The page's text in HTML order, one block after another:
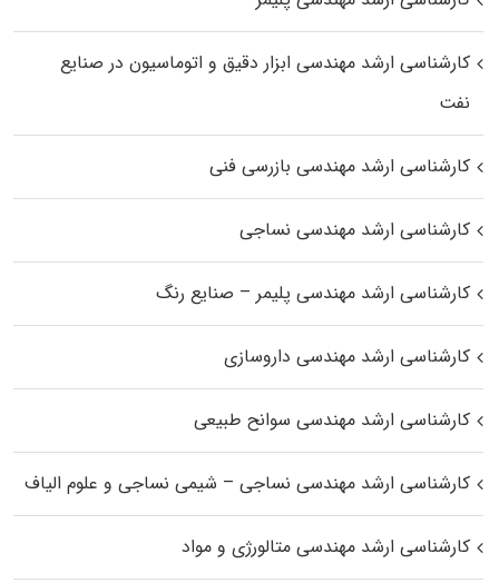
کارشناسی ارشد مهندسی ابزار دقیق و اتوماسیون در صنایع
نفت
کارشناسی ارشد مهندسی بازرسی فنی
کارشناسی ارشد مهندسی نساجی
کارشناسی ارشد مهندسی پلیمر – صنایع رنگ
کارشناسی ارشد مهندسی داروسازی
کارشناسی ارشد مهندسی سوانح طبیعی
کارشناسی ارشد مهندسی نساجی – شیمی نساجی و علوم الیاف
کارشناسی ارشد مهندسی متالورژی و مواد